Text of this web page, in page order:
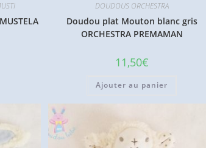
DOUDOUS ORCHESTRA
Doudou plat Mouton blanc gris
ORCHESTRA PREMAMAN
11,50€
Ajouter au panier